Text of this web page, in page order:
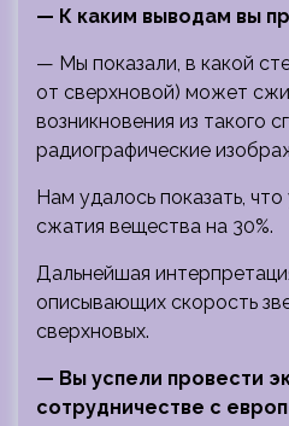
— К каким выводам вы
— Мы показали, в какой
от сверхновой) может
возникновения из такого
радиографические
Нам удалось показать,
сжатия вещества на 30%.
Дальнейшая
описывающих скорость
сверхновых.
— Вы успели провести
сотрудничестве с